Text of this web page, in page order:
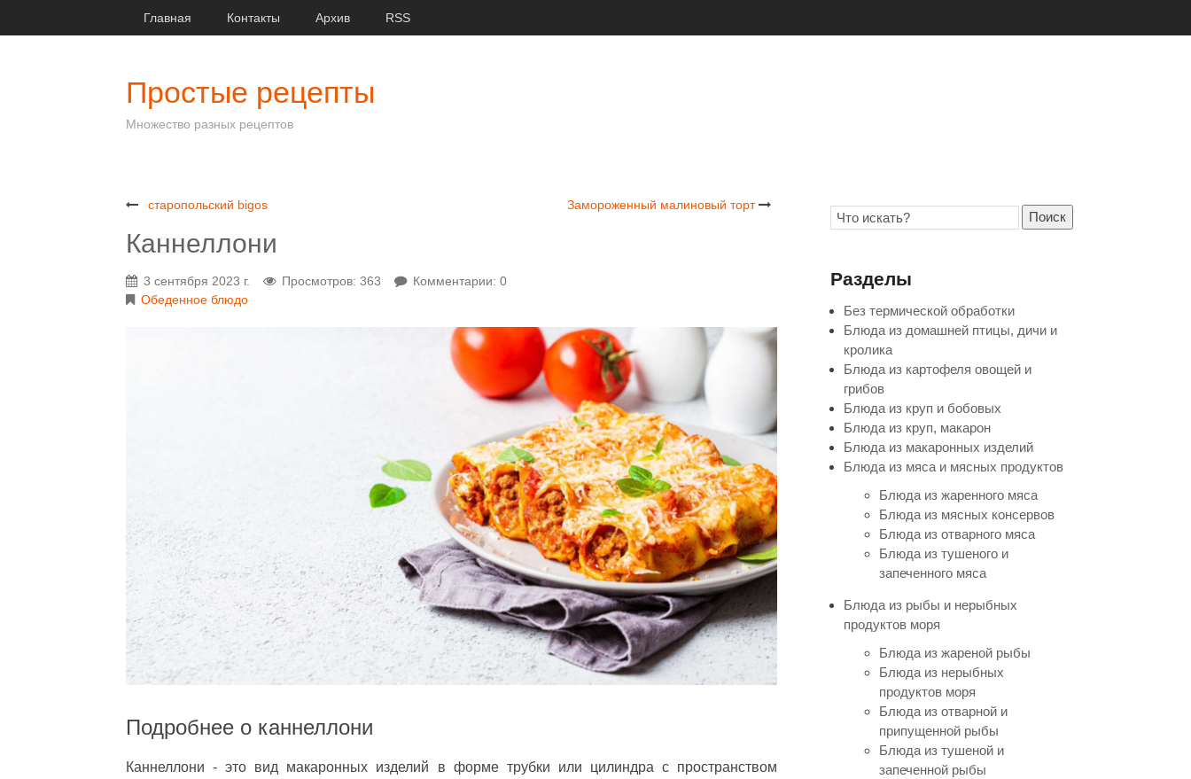
Главная Контакты Архив RSS
Простые рецепты
Множество разных рецептов
старопольский bigos Замороженный малиновый торт
Каннеллони
3 сентября 2023 г. Просмотров: 363
Комментарии: 0
Обеденное блюдо
Подробнее о каннеллони
Каннеллони - это вид макаронных изделий в форме трубки или цилиндра с пространством
Поиск
Разделы
Без термической обработки
Блюда из домашней птицы, дичи и
кролика
Блюда из картофеля овощей и
грибов
Блюда из круп и бобовых
Блюда из круп, макарон
Блюда из макаронных изделий
Блюда из мяса и мясных продуктов
Блюда из жаренного мяса
Блюда из мясных консервов
Блюда из отварного мяса
Блюда из тушеного и
запеченного мяса
Блюда из рыбы и нерыбных
продуктов моря
Блюда из жареной рыбы
Блюда из нерыбных
продуктов моря
Блюда из отварной и
припущенной рыбы
Блюда из тушеной и
запеченной рыбы